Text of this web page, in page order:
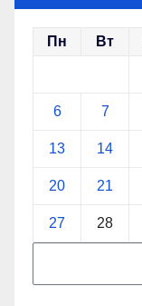
Пн Вт
6 7
13 14
20 21
27 28